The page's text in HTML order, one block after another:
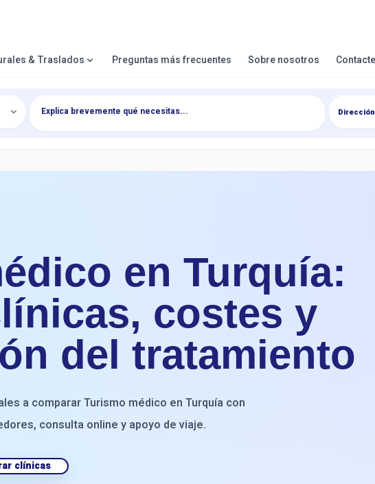
& Traslados Preguntas más frecuentes Sobre nosotros
en Turquía:
costes y
del tratamiento
a comparar Turismo médico en Turquía con
consulta online y apoyo de viaje.
clínicas